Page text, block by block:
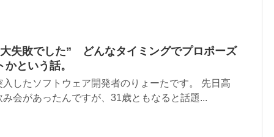
失敗でした” どんなタイミングでプロポーズ
という話。
したソフトウェア開発者のりょーたです。 先日高
会があったんですが、31歳ともなると話題...